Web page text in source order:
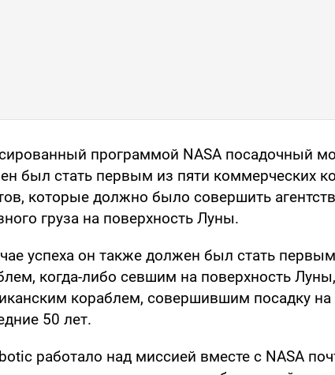
программой NASA посадочный
был стать первым из пяти коммерческих
которые должно было совершить
груза на поверхность Луны.
успеха он также должен был стать
когда-либо севшим на поверхность
кораблем, совершившим посадку на
50 лет.
работало над миссией вместе с NASA